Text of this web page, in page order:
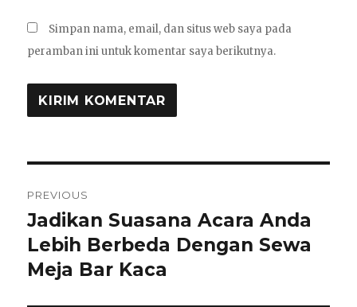
Simpan nama, email, dan situs web saya pada
peramban ini untuk komentar saya berikutnya.
pos
PREVIOUS
Previous
post:
Jadikan Suasana Acara Anda
Lebih Berbeda Dengan Sewa
Meja Bar Kaca